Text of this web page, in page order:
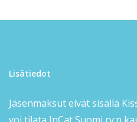
Lisätiedot
Jäsenmaksut eivät sisällä